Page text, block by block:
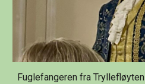
Fuglefangeren fra Tryllefløyten